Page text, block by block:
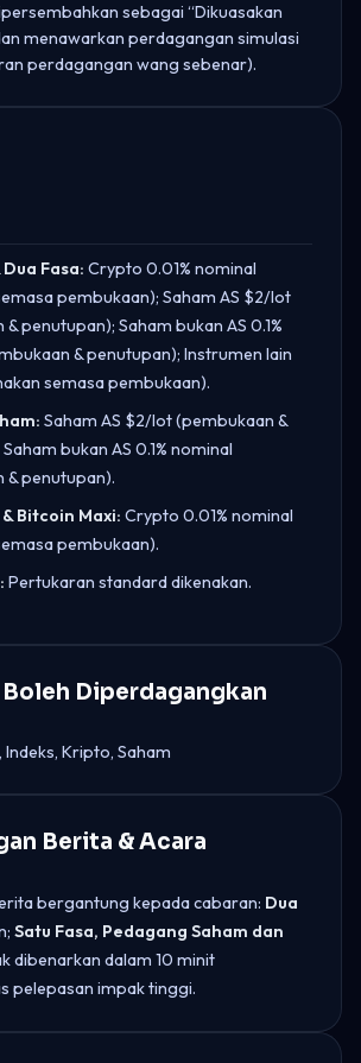
sebagai “Dikuasakan
menawarkan perdagangan simulasi
perdagangan wang sebenar).
Fasa: Crypto 0.01% nominal
pembukaan); Saham AS $2/lot
penutupan); Saham bukan AS 0.1%
& penutupan); Instrumen lain
semasa pembukaan).
Saham AS $2/lot (pembukaan &
bukan AS 0.1% nominal
& penutupan).
Bitcoin Maxi: Crypto 0.01% nominal
pembukaan).
Pertukaran standard dikenakan.
Diperdagangkan
Kripto, Saham
Berita & Acara
bergantung kepada cabaran: Dua
Satu Fasa, Pedagang Saham dan
dibenarkan dalam 10 minit
pelepasan impak tinggi.